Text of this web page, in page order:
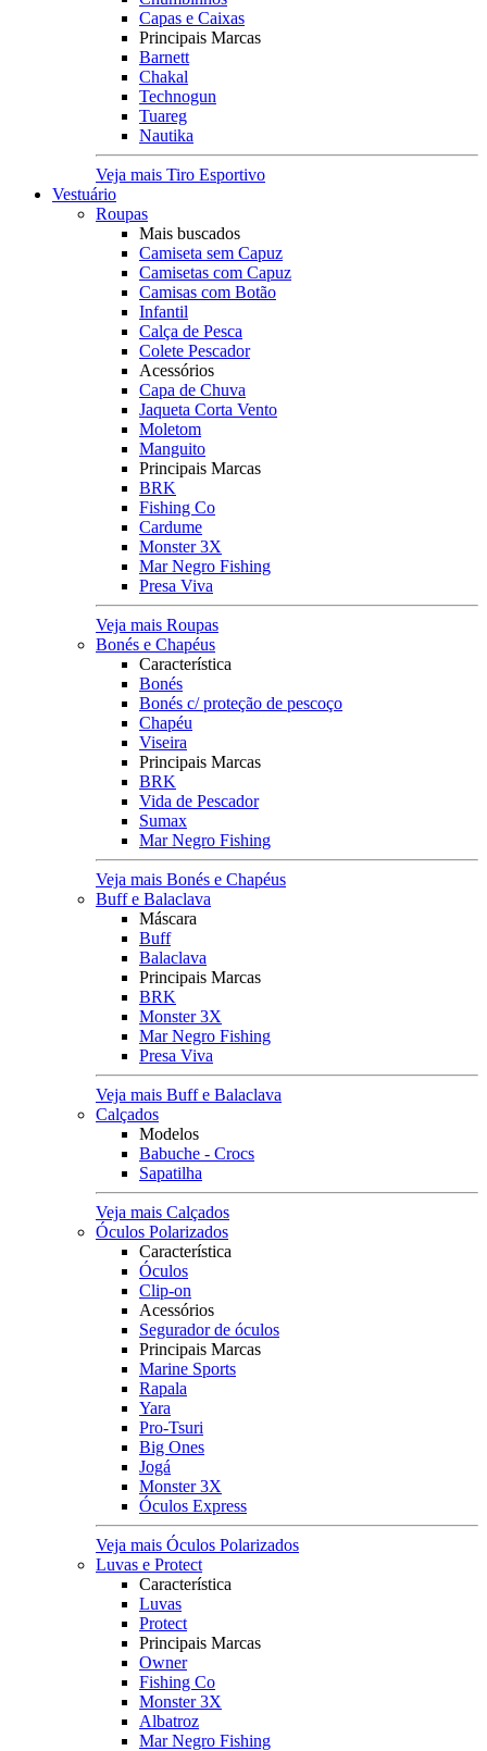
Capas e Caixas
Principais Marcas
Barnett
Chakal
Technogun
Tuareg
Nautika
Veja mais Tiro Esportivo
Vestuário
Roupas
Mais buscados
Camiseta sem Capuz
Camisetas com Capuz
Camisas com Botão
Infantil
Calça de Pesca
Colete Pescador
Acessórios
Capa de Chuva
Jaqueta Corta Vento
Moletom
Manguito
Principais Marcas
BRK
Fishing Co
Cardume
Monster 3X
Mar Negro Fishing
Presa Viva
Veja mais Roupas
Bonés e Chapéus
Característica
Bonés
Bonés c/ proteção de pescoço
Chapéu
Viseira
Principais Marcas
BRK
Vida de Pescador
Sumax
Mar Negro Fishing
Veja mais Bonés e Chapéus
Buff e Balaclava
Máscara
Buff
Balaclava
Principais Marcas
BRK
Monster 3X
Mar Negro Fishing
Presa Viva
Veja mais Buff e Balaclava
Calçados
Modelos
Babuche - Crocs
Sapatilha
Veja mais Calçados
Óculos Polarizados
Característica
Óculos
Clip-on
Acessórios
Segurador de óculos
Principais Marcas
Marine Sports
Rapala
Yara
Pro-Tsuri
Big Ones
Jogá
Monster 3X
Óculos Express
Veja mais Óculos Polarizados
Luvas e Protect
Característica
Luvas
Protect
Principais Marcas
Owner
Fishing Co
Monster 3X
Albatroz
Mar Negro Fishing